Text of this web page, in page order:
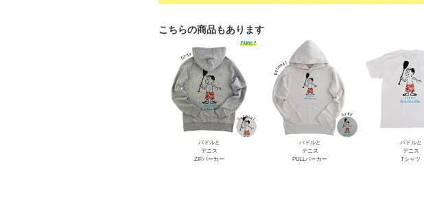
こちらの商品もあります
パドルと
デニス
ZIPパーカー
パドルと
デニス
PULLパーカー
パドルと
デニス
Tシャツ